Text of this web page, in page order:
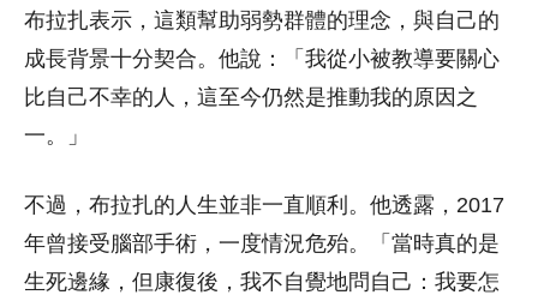
布拉扎表示，這類幫助弱勢群體的理念，與自己的
成長背景十分契合。他說：「我從小被教導要關心
比自己不幸的人，這至今仍然是推動我的原因之
一。」
不過，布拉扎的人生並非一直順利。他透露，2017
年曾接受腦部手術，一度情況危殆。「當時真的是
生死邊緣，但康復後，我不自覺地問自己：我要怎